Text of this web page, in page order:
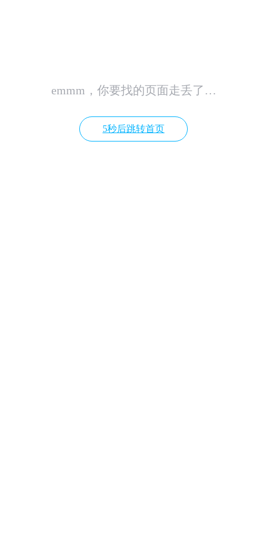
emmm，你要找的页面走丢了…
5秒后跳转首页